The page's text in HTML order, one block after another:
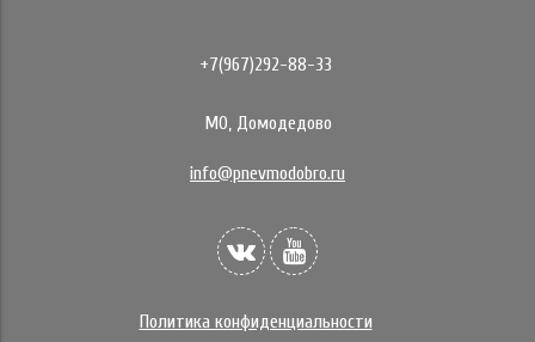
+7(967)292-88-33
МО, Домодедово
info@pnevmodobro.ru
Политика конфиденциальности